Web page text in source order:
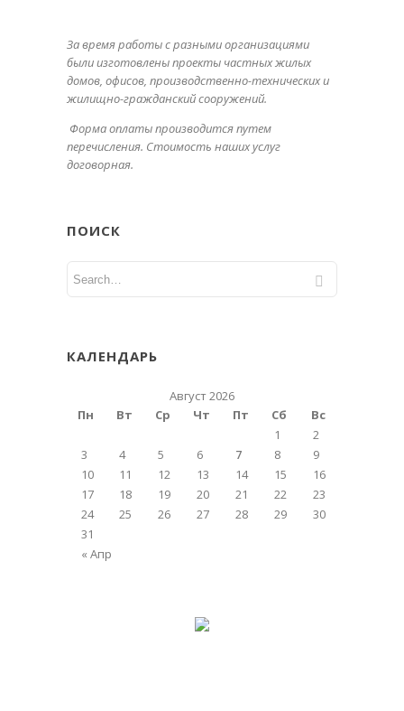
За время работы с разными организациями
были изготовлены проекты частных жилых
домов, офисов, производственно-технических и
жилищно-гражданский сооружений.
Форма оплаты производится путем
перечисления. Стоимость наших услуг
договорная.
ПОИСК
КАЛЕНДАРЬ
Август 2026
Пн
Вт Ср Чт Пт Сб Вс
« Апр
1
2
3
4 5 6 7 8
9
10
11 12 13 14 15
16
17
18 19 20 21 22
23
24
25 26 27 28 29
30
31